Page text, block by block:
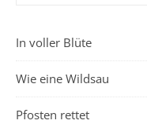
In voller Blüte
Wie eine Wildsau
Pfosten rettet